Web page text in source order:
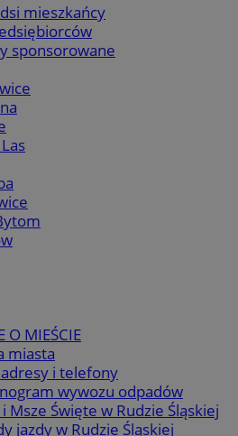
mieszkańcy
sponsorowane
O MIEŚCIE
miasta
i telefony
wywozu odpadów
Msze Święte w Rudzie Śląskiej
jazdy w Rudzie Śląskiej